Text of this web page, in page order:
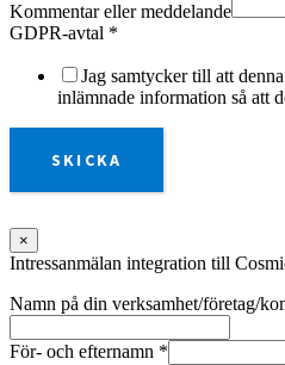
Kommentar eller meddelande
GDPR-avtal *
Jag samtycker till att
inlämnade information så att
SKICKA
×
Intressanmälan integration till
Namn på din verksamhet/företag/
För- och efternamn *